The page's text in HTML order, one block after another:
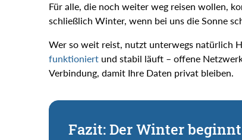
Für alle, die noch weiter weg reisen wollen,
schließlich Winter, wenn bei uns die Sonne
Wer so weit reist, nutzt unterwegs natürlich
funktioniert und stabil läuft – offene
Verbindung, damit Ihre Daten privat bleiben.
Fazit: Der Winter